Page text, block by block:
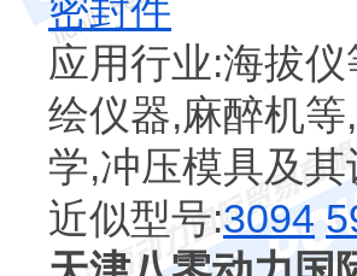
密封件
应用行业:海拔
绘仪器,麻醉机
学,冲压模具及其
近似型号:3094